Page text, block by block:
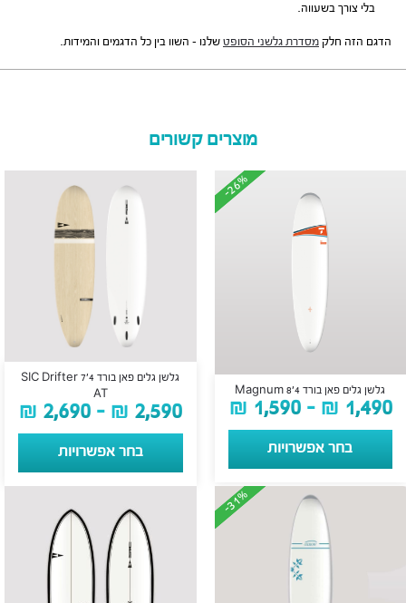
בלי צורך בשעווה.
הדגם הזה חלק מסדרת גלשני הסופט שלנו – השוו בין כל הדגמים והמידות.
מוצרים קשורים
-26%
-26%
גלשן גלים פאן בורד Magnum 8’4
₪ 1,490
–
₪ 1,590
בחר אפשרויות
גלשן גלים פאן בורד SIC Drifter 7’4
AT
₪ 2,590
–
₪ 2,690
בחר אפשרויות
-31%
-31%